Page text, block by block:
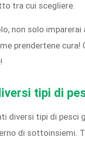
tra cui scegliere.
non solo
prendertene
tipi di
diversi tipi di pesci
di sottoinsiemi.